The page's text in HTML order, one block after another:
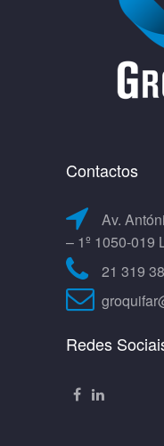
Contactos
Av.
– 1º 1050-019
21 319
Redes